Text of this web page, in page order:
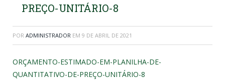
PREÇO-UNITÁRIO-8
POR ADMINISTRADOR EM 9 DE ABRIL DE 2021
ORÇAMENTO-ESTIMADO-EM-PLANILHA-DE-
QUANTITATIVO-DE-PREÇO-UNITÁRIO-8